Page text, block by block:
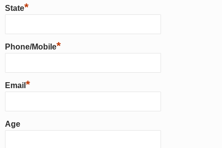
State*
Phone/Mobile*
Email *
Age